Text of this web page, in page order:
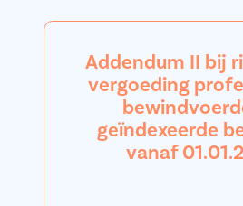
Addendum II bij
vergoeding
geïndexeerde
vanaf